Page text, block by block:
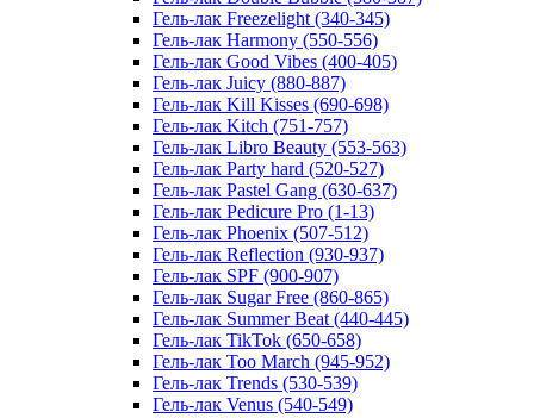
Гель-лак Freezelight (340-345)
Гель-лак Harmony (550-556)
Гель-лак Good Vibes (400-405)
Гель-лак Juicy (880-887)
Гель-лак Kill Kisses (690-698)
Гель-лак Kitch (751-757)
Гель-лак Libro Beauty (553-563)
Гель-лак Party hard (520-527)
Гель-лак Pastel Gang (630-637)
Гель-лак Pedicure Pro (1-13)
Гель-лак Phoenix (507-512)
Гель-лак Reflection (930-937)
Гель-лак SPF (900-907)
Гель-лак Sugar Free (860-865)
Гель-лак Summer Beat (440-445)
Гель-лак TikTok (650-658)
Гель-лак Too March (945-952)
Гель-лак Trends (530-539)
Гель-лак Venus (540-549)